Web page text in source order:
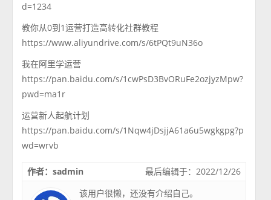
d=1234
教你从0到1运营打造高转化社群教程
https://www.aliyundrive.com/s/6tPQt9uN36o
我在阿里学运营
https://pan.baidu.com/s/1cwPsD3BvORuFe2ozjyzMpw?
pwd=ma1r
运营新人起航计划
https://pan.baidu.com/s/1Nqw4jDsjjA61a6u5wgkgpg?p
wd=wrvb
最后编辑于：2022/12/26
作者：sadmin
该用户很懒，还没有介绍自己。